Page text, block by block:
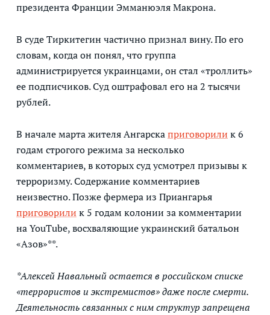
президента Франции Эмманюэля Макрона.
В суде Тиркитегин частично признал вину. По его
словам, когда он понял, что группа
администрируется украинцами, он стал «троллить»
ее подписчиков. Суд оштрафовал его на 2 тысячи
рублей.
В начале марта жителя Ангарскаприговорили к 6
годам строгого режима за несколько
комментариев, в которых суд усмотрел призывы к
терроризму. Содержание комментариев
неизвестно. Позже фермера из Приангарья
приговорили к 5 годам колонии за комментарии
на YouTube, восхваляющие украинский батальон
«Азов»**.
*Алексей Навальный остается в российском списке
«террористов и экстремистов» даже после смерти.
Деятельность связанных с ним структур запрещена